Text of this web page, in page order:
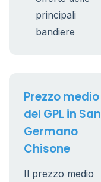
principali
bandiere
Prezzo medio
del GPL in San
Germano
Chisone
Il prezzo medio